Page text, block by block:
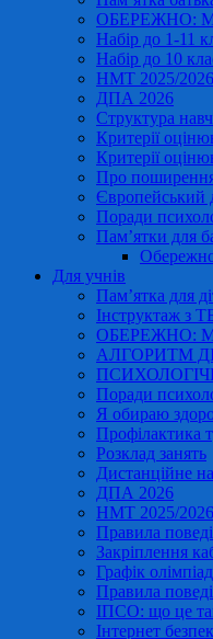
ОБЕРЕЖНО:
Набір до 1-11
Набір до 10
НМТ 2025/2026
ДПА 2026
Структура
Критерії
Критерії
Про поширення
Європейський
Поради
Пам’ятки для
Для учнів
Пам’ятка для
Інструктаж з
ОБЕРЕЖНО:
АЛГОРИТМ
Поради
Я обираю
Профілактика
Розклад занять
Дистанційне
ДПА 2026
НМТ 2025/2026
Правила
Закріплення
Графік олімпіад
Правила
ІПСО: що це
Інтернет